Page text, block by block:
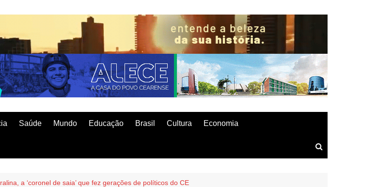
Saúde Mundo Educação Brasil Cultura Economia
a ‘coronel de saia’ que fez gerações de políticos do CE